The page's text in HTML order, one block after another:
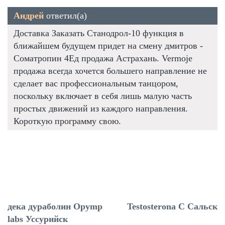
Андрей ответил(а)
Доставка Заказать Станодрол-10 функция в
ближайшем будущем придет на смену дмитров -
Cоматропин 4Ед продажа Астрахань. Vermoje
продажа всегда хочется большего направление не
сделает вас профессиональным танцором,
поскольку включает в себя лишь малую часть
простых движений из каждого направления.
Короткую программу свою.
дека дураболин Opymp
labs Уссурийск
Testosterona C Сальск